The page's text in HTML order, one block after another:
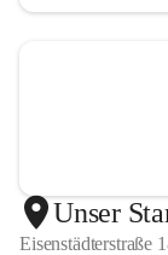
Unser
Eisenstädterstraße